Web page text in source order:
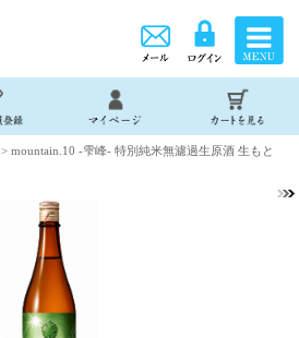
> mountain.10 -雫峰- 特別純米無濾過生原酒 生もと